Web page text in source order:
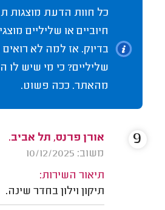
כל חוות הדעת מוצגות
חיוביים או שליליים
בדיוק. אז למה לא רואים
שליליים? כי מי שיש לו
מהאתר. ככה פשוט.
אורן פרנס, תל אביב.
משוב: 10/12/2025
תיאור השירות:
תיקון וילון בחדר שינה.
9